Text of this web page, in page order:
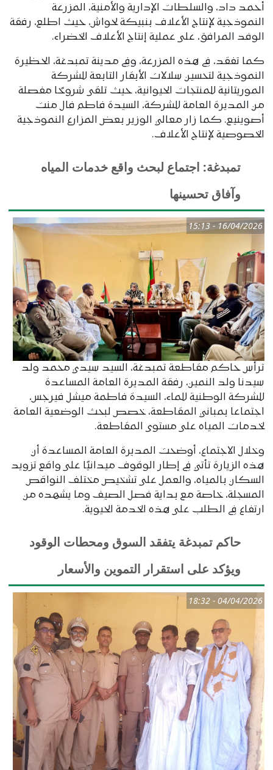
أحمد داد، والسلطات الإدارية والأمنية، المزرعة
النموذجية لإنتاج الأعلاف بنبيكة لحواش، حيث اطلع، رفقة
الوفد المرافق، على عملية إنتاج الأعلاف الخضراء.
كما تفقد، في هذه المزرعة، وفي مدينة تمبدغة، الحظيرة
النموذجية لتحسين سلالات الأبقار التابعة للشركة
الموريتانية للمنتجات الحيوانية، حيث تلقى شروحًا مفصلة
من المديرة العامة للشركة، السيدة فاطم فال منت
أصوينيع. كما زار معالي الوزير بعض المزارع النموذجية
الخصوصية لإنتاج الأعلاف.
تمبدغة: اجتماع لبحث واقع خدمات المياه
وآفاق تحسينها
16/04/2026 - 15:13
ترأس حاكم مقاطعة تمبدغة، السيد سيدي محمد ولد
سيدنا ولد النمين، رفقة المديرة العامة المساعدة
للشركة الوطنية للماء، السيدة فاطمة ميشل فيرجس،
اجتماعا بمباني المقاطعة، خصص لبحث الوضعية العامة
لخدمات المياه على مستوى المقاطعة.
وخلال الاجتماع، أوضحت المديرة العامة المساعدة أن
هذه الزيارة تأتي في إطار الوقوف ميدانيًا على واقع تزويد
السكان بالمياه، والعمل على تشخيص مختلف النواقص
المسجلة، خاصة مع بداية فصل الصيف وما يشهده من
ارتفاع في الطلب على هذه الخدمة الحيوية.
حاكم تمبدغة يتفقد السوق ومحطات الوقود
ويؤكد على استقرار التموين والأسعار
04/04/2026 - 18:32